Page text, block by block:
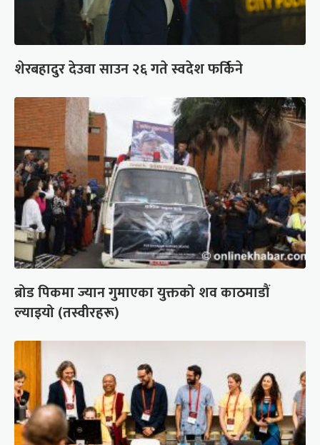
शेरबहादुर देउवा साउन २६ गते स्वदेश फर्किने
ब्रोड पिकमा ज्यान गुमाएका युक्तको शव काठमाडौं
ल्याइयो (तस्वीरहरू)